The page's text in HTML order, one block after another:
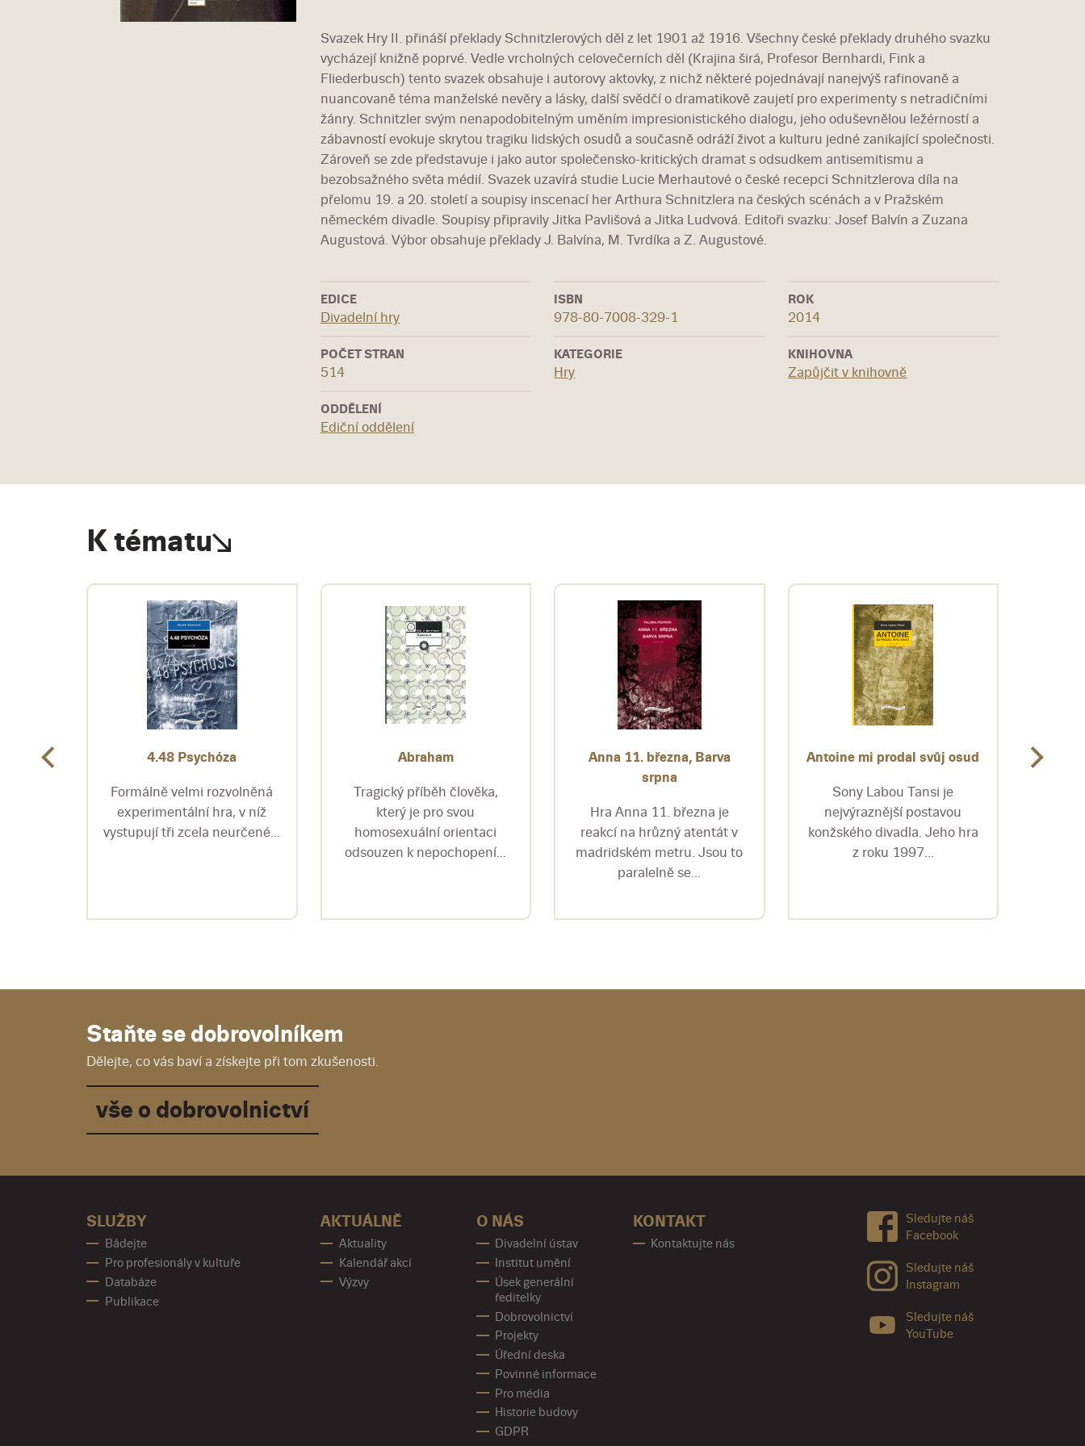
Svazek Hry II. přináší překlady Schnitzlerových děl z let 1901 až 1916. Všechny české překlady druhého svazku
vycházejí knižně poprvé. Vedle vrcholných celovečerních děl (Krajina širá, Profesor Bernhardi, Fink a
Fliederbusch) tento svazek obsahuje i autorovy aktovky, z nichž některé pojednávají nanejvýš rafinovaně a
nuancovaně téma manželské nevěry a lásky, další svědčí o dramatikově zaujetí pro experimenty s netradičními
žánry. Schnitzler svým nenapodobitelným uměním impresionistického dialogu, jeho oduševnělou ležérností a
zábavností evokuje skrytou tragiku lidských osudů a současně odráží život a kulturu jedné zanikající společnosti.
Zároveň se zde představuje i jako autor společensko-kritických dramat s odsudkem antisemitismu a
bezobsažného světa médií. Svazek uzavírá studie Lucie Merhautové o české recepci Schnitzlerova díla na
přelomu 19. a 20. století a soupisy inscenací her Arthura Schnitzlera na českých scénách a v Pražském
německém divadle. Soupisy připravily Jitka Pavlišová a Jitka Ludvová. Editoři svazku: Josef Balvín a Zuzana
Augustová. Výbor obsahuje překlady J. Balvína, M. Tvrdíka a Z. Augustové.
EDICE
Divadelní hry
ISBN
978-80-7008-329-1
ROK
2014
POČET STRAN
514
KATEGORIE
Hry
KNIHOVNA
Zapůjčit v knihovně
ODDĚLENÍ
Ediční oddělení
K tématu
4.48 Psychóza
Formálně velmi rozvolněná
experimentální hra, v níž
vystupují tři zcela neurčené...
Abraham
Tragický příběh člověka,
který je pro svou
homosexuální orientaci
odsouzen k nepochopení...
Anna 11. března, Barva
srpna
Hra Anna 11. března je
reakcí na hrůzný atentát v
madridském metru. Jsou to
paralelně se...
Antoine mi prodal svůj osud
Sony Labou Tansi je
nejvýraznější postavou
konžského divadla. Jeho hra
z roku 1997...
Staňte se dobrovolníkem
Dělejte, co vás baví a získejte při tom zkušenosti.
vše o dobrovolnictví
SLUŽBY
Bádejte
Pro profesionály v kultuře
Databáze
Publikace
AKTUÁLNĚ
Aktuality
Kalendář akcí
Výzvy
O NÁS
Divadelní ústav
Institut umění
Úsek generální
ředitelky
Dobrovolnictví
Projekty
Úřední deska
Povinné informace
Pro média
Historie budovy
GDPR
KONTAKT
Kontaktujte nás
Sledujte náš
Facebook
Sledujte náš
Instagram
Sledujte náš
YouTube